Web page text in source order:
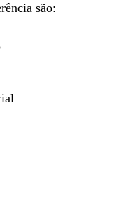
são: